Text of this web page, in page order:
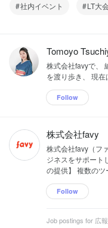
社内イベント LT大
Tomoyo
株式会社favyで
を渡り歩き、 現在
Follow
株式会社favy
株式会社favy（フ
ジネスをサポート
の提供】 複数のツ
Follow
Job postings for 広